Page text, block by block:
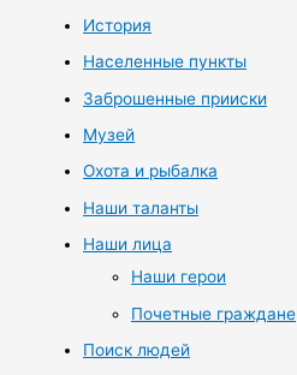
История
Населенные пункты
Заброшенные прииски
Музей
Охота и рыбалка
Наши таланты
Наши лица
Наши герои
Почетные граждане
Поиск людей